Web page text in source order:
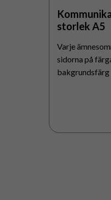
storlek A5
Varje
sidorna på
bakgrundsfärg